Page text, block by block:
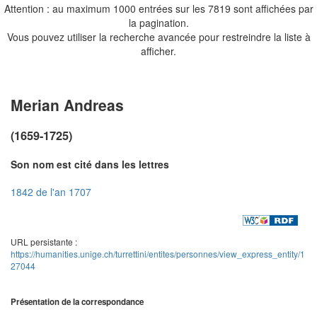
Attention : au maximum 1000 entrées sur les 7819 sont affichées par
la pagination.
Vous pouvez utiliser la recherche avancée pour restreindre la liste à
afficher.
Merian Andreas
(1659-1725)
Son nom est cité dans les lettres
1842 de l'an 1707
URL persistante :
https://humanities.unige.ch/turrettini/entites/personnes/view_express_entity/1
27044
Présentation de la correspondance